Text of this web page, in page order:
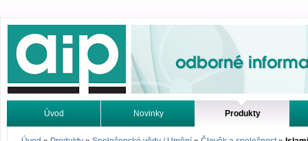
Odborné informace. Online.
Úvod Novinky Produkty